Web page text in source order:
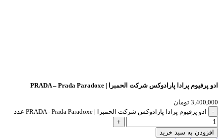
ادو پرفیوم پرادا پارادوکس شرکت الحمبرا | PRADA – Prada Paradoxe
3,400,000 تومان
ادو پرفیوم پرادا پارادوکس شرکت الحمبرا | PRADA - Prada Paradoxe عدد
افزودن به سبد خرید